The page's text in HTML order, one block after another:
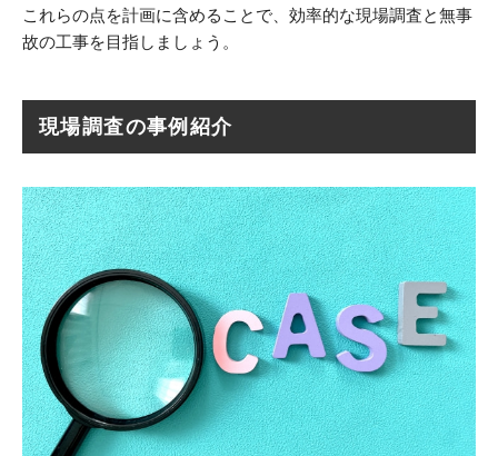
これらの点を計画に含めることで、効率的な現場調査と無事
故の工事を目指しましょう。
現場調査の事例紹介